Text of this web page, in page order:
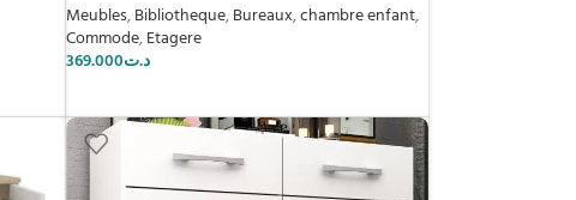
Meubles,Bibliotheque,Bureaux,chambre enfant,
Commode,Etagere
د.ت369.000